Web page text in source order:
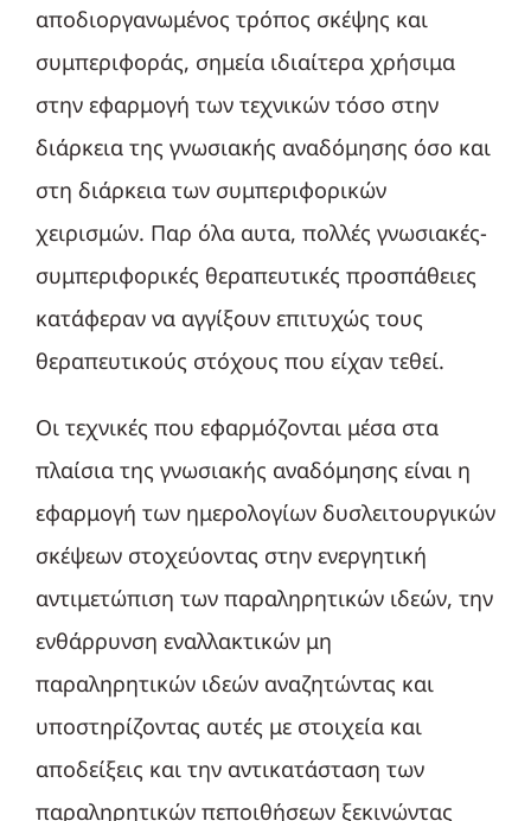
αποδιοργανωμένος τρόπος σκέψης και
συμπεριφοράς, σημεία ιδιαίτερα χρήσιμα
στην εφαρμογή των τεχνικών τόσο στην
διάρκεια της γνωσιακής αναδόμησης όσο και
στη διάρκεια των συμπεριφορικών
χειρισμών. Παρ όλα αυτα, πολλές γνωσιακές-
συμπεριφορικές θεραπευτικές προσπάθειες
κατάφεραν να αγγίξουν επιτυχώς τους
θεραπευτικούς στόχους που είχαν τεθεί.
Οι τεχνικές που εφαρμόζονται μέσα στα
πλαίσια της γνωσιακής αναδόμησης είναι η
εφαρμογή των ημερολογίων δυσλειτουργικών
σκέψεων στοχεύοντας στην ενεργητική
αντιμετώπιση των παραληρητικών ιδεών, την
ενθάρρυνση εναλλακτικών μη
παραληρητικών ιδεών αναζητώντας και
υποστηρίζοντας αυτές με στοιχεία και
αποδείξεις και την αντικατάσταση των
παραληρητικών πεποιθήσεων ξεκινώντας